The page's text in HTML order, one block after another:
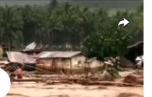
available